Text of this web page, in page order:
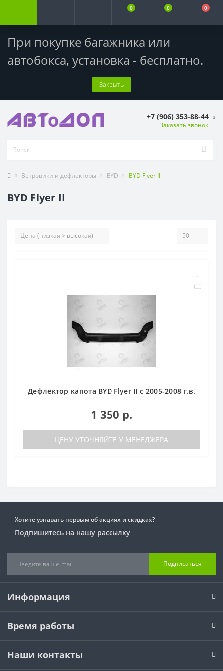
При покупке багажника или
автобокса, установка - бесплатно.
Закрыть
0 0 0
+7 (906) 353-88-44
Заказать звонок
Ветровики и дефлекторы BYD BYD Flyer II
BYD Flyer II
Дефлектор капота BYD Flyer II с 2005-2008 г.в.
1 350 р.
ЦЕНУ УТОЧНЯЙТЕ У МЕНЕДЖЕРА
Хотите узнавать первым об акциях и скидках?
Подпишитесь на нашу рассылку
Подписаться
Информация
Время работы
Наши контакты